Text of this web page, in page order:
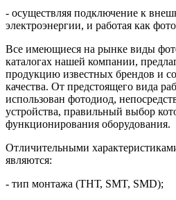
- осуществляя подключение к
электроэнергии, и работая как
Все имеющиеся на рынке виды
каталогах нашей компании,
продукцию известных брендов и
качества. От предстоящего вида
использован фотодиод,
устройства, правильный выбор
функционирования оборудования.
Отличительными
являются:
- тип монтажа (ТНТ, SMT, SMD);